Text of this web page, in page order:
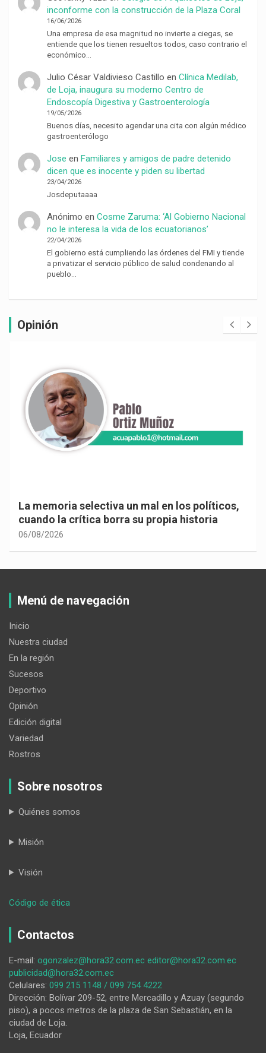
inconforme con la construcción de la Plaza Coral
16/06/2026
Una empresa de esa magnitud no invierte a ciegas, se
entiende que los tienen resueltos todos, caso contrario el
económico…
Julio César Valdivieso Castillo en Clínica Medilab,
de Loja, inaugura su moderno Centro de
Endoscopía Digestiva y Gastroenterología
19/05/2026
Buenos días, necesito agendar una cita con algún médico
gastroenterólogo
Jose en Familiares y amigos de padre detenido
dicen que es inocente y piden su libertad
23/04/2026
Josdeputaaaa
Anónimo en Cosme Zaruma: ‘Al Gobierno Nacional
no le interesa la vida de los ecuatorianos’
22/04/2026
El gobierno está cumpliendo las órdenes del FMI y tiende
a privatizar el servicio público de salud condenando al
pueblo…
Opinión
La memoria selectiva un mal en los políticos,
cuando la crítica borra su propia historia
06/08/2026
Menú de navegación
Inicio
Nuestra ciudad
En la región
Sucesos
Deportivo
Opinión
Edición digital
Variedad
Rostros
Sobre nosotros
Quiénes somos
Misión
Visión
Código de ética
identidad
banco?
Contactos
E-mail: ogonzalez@hora32.com.ec editor@hora32.com.ec
publicidad@hora32.com.ec
Celulares: 099 215 1148 / 099 754 4222
Dirección: Bolívar 209-52, entre Mercadillo y Azuay (segundo
piso), a pocos metros de la plaza de San Sebastián, en la
ciudad de Loja.
Loja, Ecuador